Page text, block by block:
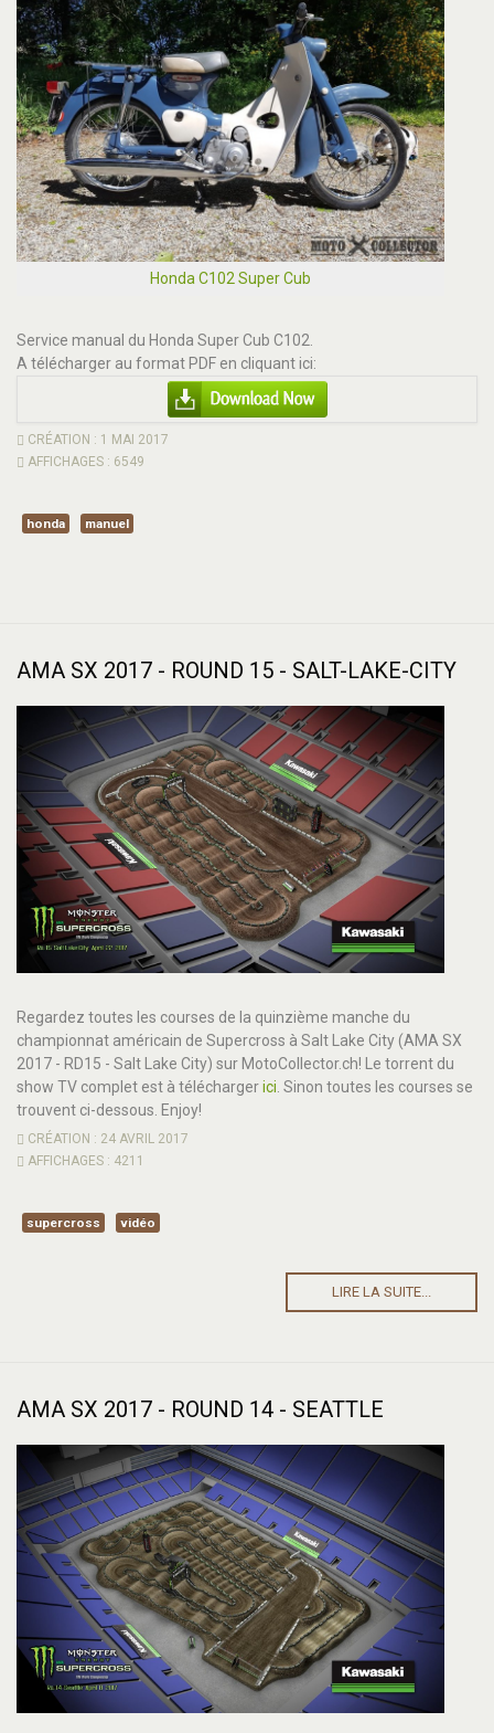
Honda C102 Super Cub
Service manual du Honda Super Cub C102.
A télécharger au format PDF en cliquant ici:
CRÉATION : 1 MAI 2017
AFFICHAGES : 6549
honda manuel
AMA SX 2017 - ROUND 15 - SALT-LAKE-CITY
Regardez toutes les courses de la quinzième manche du
championnat américain de Supercross à Salt Lake City (AMA SX
2017 - RD15 - Salt Lake City) sur MotoCollector.ch! Le torrent du
show TV complet est à téléchargerici . Sinon toutes les courses se
trouvent ci-dessous. Enjoy!
CRÉATION : 24 AVRIL 2017
AFFICHAGES : 4211
supercross vidéo
LIRE LA SUITE...
AMA SX 2017 - ROUND 14 - SEATTLE